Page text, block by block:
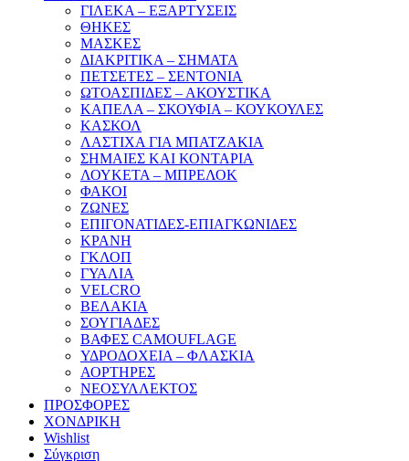
ΓΙΛΕΚΑ – ΕΞΑΡΤΥΣΕΙΣ
ΘΗΚΕΣ
ΜΑΣΚΕΣ
ΔΙΑΚΡΙΤΙΚΑ – ΣΗΜΑΤΑ
ΠΕΤΣΕΤΕΣ – ΣΕΝΤΟΝΙΑ
ΩΤΟΑΣΠΙΔΕΣ – ΑΚΟΥΣΤΙΚΑ
ΚΑΠΕΛΑ – ΣΚΟΥΦΙΑ – ΚΟΥΚΟΥΛΕΣ
ΚΑΣΚΟΛ
ΛΑΣΤΙΧΑ ΓΙΑ ΜΠΑΤΖΑΚΙΑ
ΣΗΜΑΙΕΣ ΚΑΙ ΚΟΝΤΑΡΙΑ
ΛΟΥΚΕΤΑ – ΜΠΡΕΛΟΚ
ΦΑΚΟΙ
ΖΩΝΕΣ
ΕΠΙΓΟΝΑΤΙΔΕΣ-ΕΠΙΑΓΚΩΝΙΔΕΣ
ΚΡΑΝΗ
ΓΚΛΟΠ
ΓΥΑΛΙΑ
VELCRO
ΒΕΛΑΚΙΑ
ΣΟΥΓΙΑΔΕΣ
ΒΑΦΕΣ CAMOUFLAGE
ΥΔΡΟΔΟΧΕΙΑ – ΦΛΑΣΚΙΑ
ΑΟΡΤΗΡΕΣ
ΝΕΟΣΥΛΛΕΚΤΟΣ
ΠΡΟΣΦΟΡΕΣ
ΧΟΝΔΡΙΚΗ
Wishlist
Σύγκριση